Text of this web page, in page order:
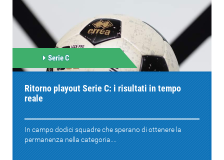
Serie C
Ritorno playout Serie C: i risultati in tempo
reale
In campo dodici squadre che sperano di ottenere la
permanenza nella categoria....